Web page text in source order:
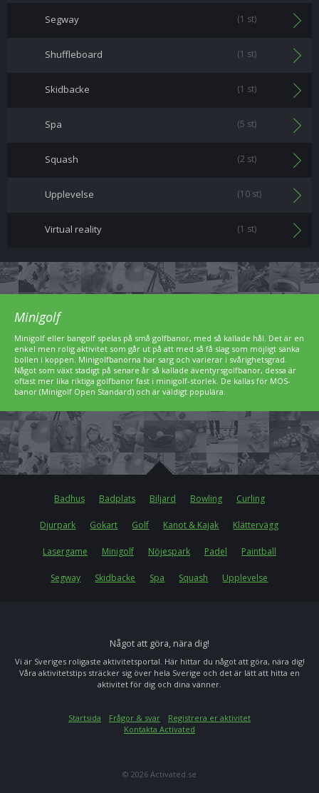
Segway (1 st)
Shuffleboard (1 st)
Skidbacke (1 st)
Spa (5 st)
Squash (2 st)
Upplevelse (10 st)
Virtual reality (1 st)
Minigolf
Minigolf eller bangolf spelas på små golfbanor, med så kallade hål. Det är en
enkel men rolig aktivitet som går ut på att med så få slag som möjligt sänka
bollen i koppen. Minigolfbanorna har sarg och varierar i svårighetsgrad.
Något som växt stadigt på senare år så kallade äventyrsgolfbanor, dessa är
oftast mer lika riktiga golfbanor fast i minigolf-storlek. De kallas för MOS-
banor (Minigolf Open Standard) och är väldigt populära.
Badhus Badplats Biljard Bowling Curling
Djurpark Gokart Golf Kanot & Kajak Klättervägg
Lasergame Minigolf Nöjespark Padel Paintball
Segway Skidbacke Spa Squash Upplevelse
Något att göra, nära dig!
Vi är Sveriges roligaste aktivitetsportal. Här hittar du något att göra, nära dig!
Våra aktivitetstips sträcker sig över hela Sverige och det är lätt att hitta en
aktivitet för dig och dina vänner.
Startsida Frågor & svar
Registrera er aktivitet
Kontakta Activated
© 2026 Activated.se